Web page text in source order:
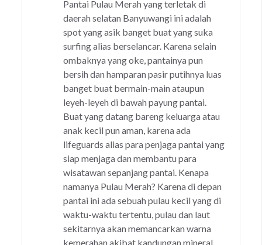
Pantai Pulau Merah yang terletak di
daerah selatan Banyuwangi ini adalah
spot yang asik banget buat yang suka
surfing alias berselancar. Karena selain
ombaknya yang oke, pantainya pun
bersih dan hamparan pasir putihnya luas
banget buat bermain-main ataupun
leyeh-leyeh di bawah payung pantai.
Buat yang datang bareng keluarga atau
anak kecil pun aman, karena ada
lifeguards alias para penjaga pantai yang
siap menjaga dan membantu para
wisatawan sepanjang pantai. Kenapa
namanya Pulau Merah? Karena di depan
pantai ini ada sebuah pulau kecil yang di
waktu-waktu tertentu, pulau dan laut
sekitarnya akan memancarkan warna
kemerahan akibat kandungan mineral